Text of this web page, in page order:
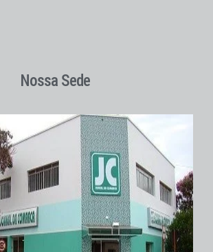
Nossa Sede